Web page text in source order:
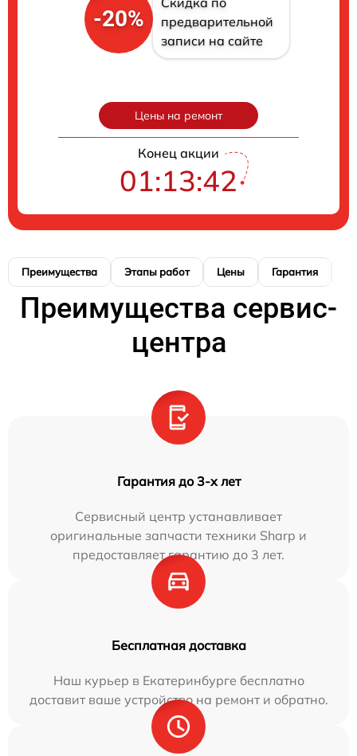
-20%
предварительной
записи на сайте
Цены на ремонт
Конец акции
01:13:41
Преимущества Этапы работ Цены Гарантия
Преимущества сервис-
центра
Гарантия до 3-х лет
Сервисный центр устанавливает
оригинальные запчасти техники Sharp и
предоставляет гарантию до 3 лет.
Бесплатная доставка
Наш курьер в Екатеринбурге бесплатно
доставит ваше устройство на ремонт и обратно.